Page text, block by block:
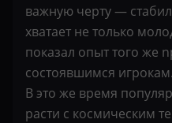
важную черту —
хватает не только
показал опыт того же
состоявшимся игрокам.
В это же время
расти с космическим